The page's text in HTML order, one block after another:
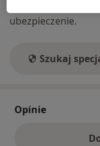
ubezpieczenie.
Szukaj
Opinie